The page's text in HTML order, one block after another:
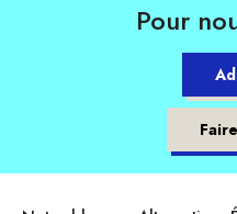
Pour